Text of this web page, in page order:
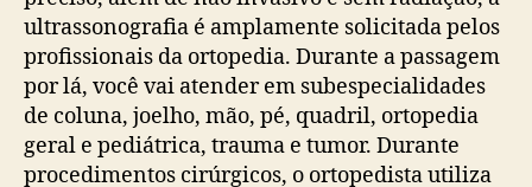
ultrassonografia é amplamente solicitada pelos
profissionais da ortopedia. Durante a passagem
por lá, você vai atender em subespecialidades
de coluna, joelho, mão, pé, quadril, ortopedia
geral e pediátrica, trauma e tumor. Durante
procedimentos cirúrgicos, o ortopedista utiliza